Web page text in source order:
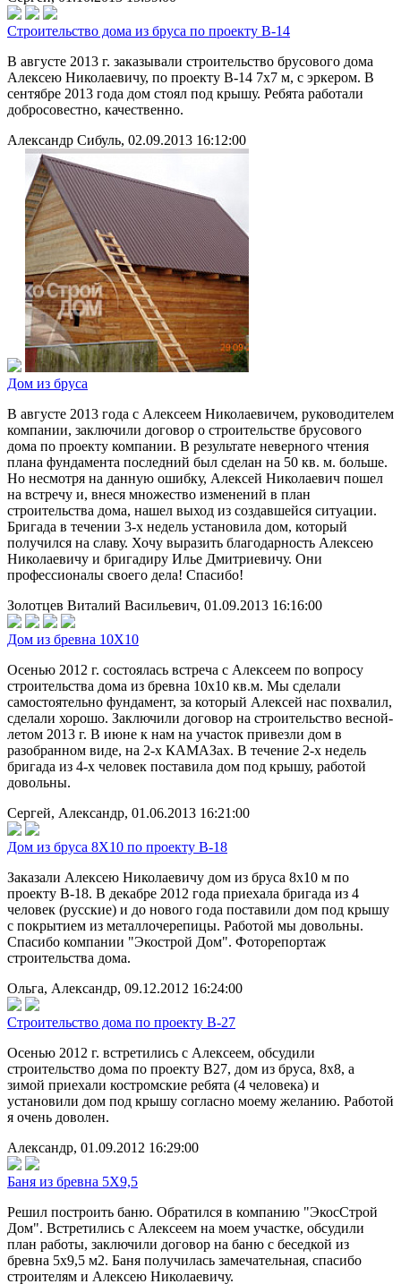
Строительство дома из бруса по проекту В-14
В августе 2013 г. заказывали строительство брусового дома
Алексею Николаевичу, по проекту В-14 7х7 м, с эркером. В
сентябре 2013 года дом стоял под крышу. Ребята работали
добросовестно, качественно.
Александр Сибуль, 02.09.2013 16:12:00
Дом из бруса
В августе 2013 года с Алексеем Николаевичем, руководителем
компании, заключили договор о строительстве брусового
дома по проекту компании. В результате неверного чтения
плана фундамента последний был сделан на 50 кв. м. больше.
Но несмотря на данную ошибку, Алексей Николаевич пошел
на встречу и, внеся множество изменений в план
строительства дома, нашел выход из создавшейся ситуации.
Бригада в течении 3-х недель установила дом, который
получился на славу. Хочу выразить благодарность Алексею
Николаевичу и бригадиру Илье Дмитриевичу. Они
профессионалы своего дела! Спасибо!
Золотцев Виталий Васильевич, 01.09.2013 16:16:00
Дом из бревна 10Х10
Осенью 2012 г. состоялась встреча с Алексеем по вопросу
строительства дома из бревна 10х10 кв.м. Мы сделали
самостоятельно фундамент, за который Алексей нас похвалил,
сделали хорошо. Заключили договор на строительство весной-
летом 2013 г. В июне к нам на участок привезли дом в
разобранном виде, на 2-х КАМАЗах. В течение 2-х недель
бригада из 4-х человек поставила дом под крышу, работой
довольны.
Сергей, Александр, 01.06.2013 16:21:00
Дом из бруса 8Х10 по проекту В-18
Заказали Алексею Николаевичу дом из бруса 8х10 м по
проекту В-18. В декабре 2012 года приехала бригада из 4
человек (русские) и до нового года поставили дом под крышу
с покрытием из металлочерепицы. Работой мы довольны.
Спасибо компании "Экострой Дом". Фоторепортаж
строительства дома.
Ольга, Александр, 09.12.2012 16:24:00
Строительство дома по проекту В-27
Осенью 2012 г. встретились с Алексеем, обсудили
строительство дома по проекту В27, дом из бруса, 8х8, а
зимой приехали костромские ребята (4 человека) и
установили дом под крышу согласно моему желанию. Работой
я очень доволен.
Александр, 01.09.2012 16:29:00
Баня из бревна 5Х9,5
Решил построить баню. Обратился в компанию "ЭкосСтрой
Дом". Встретились с Алексеем на моем участке, обсудили
план работы, заключили договор на баню с беседкой из
бревна 5х9,5 м2. Баня получилась замечательная, спасибо
строителям и Алексею Николаевичу.